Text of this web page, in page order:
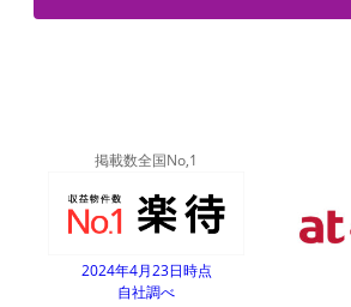
掲載数全国No,1
2024年4月23日時点
自社調べ